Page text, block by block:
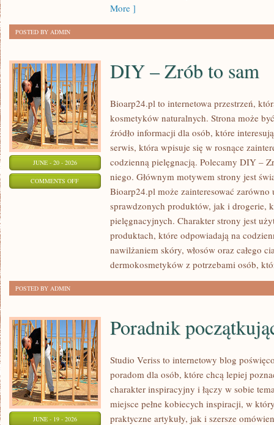
More ]
POSTED BY ADMIN
JUNE - 20 - 2026
COMMENTS OFFON
DIY – Zrób to sam
Bioarp24.pl to internetowa przestrzeń,
kosmetyków naturalnych. Strona może
źródło informacji dla osób, które
serwis, która wpisuje się w rosnące
codzienną pielęgnacją. Polecamy DIY –
niego. Głównym motywem strony jest
Bioarp24.pl może zainteresować
sprawdzonych produktów, jak i drogerie,
pielęgnacyjnych. Charakter strony jest
produktach, które odpowiadają na
nawilżaniem skóry, włosów oraz całego
dermokosmetyków z potrzebami osób,
POSTED BY ADMIN
JUNE - 19 - 2026
Poradnik
Studio Veriss to internetowy blog
poradom dla osób, które chcą lepiej
charakter inspiracyjny i łączy w sobie
miejsce pełne kobiecych inspiracji, w
praktyczne artykuły, jak i szersze